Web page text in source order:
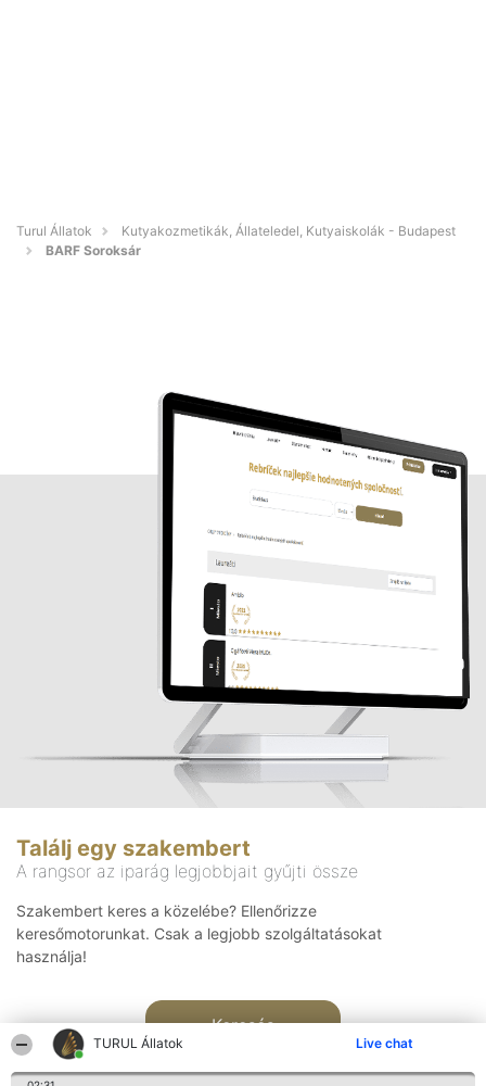
TURUL Állatok Live chat
Turul Állatok
Kutyakozmetikák, Állateledel, Kutyaiskolák - Budapest
BARF Soroksár
Találj egy szakembert
A rangsor az iparág legjobbjait gyűjti össze
Szakembert keres a közelébe? Ellenőrizze
keresőmotorunkat. Csak a legjobb szolgáltatásokat
használja!
Keresés